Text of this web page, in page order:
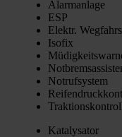
Alarm­an­la­ge
ESP
Elektr.
Iso­fix
Not­ruf­sys­tem
Kata­ly­sa­tor